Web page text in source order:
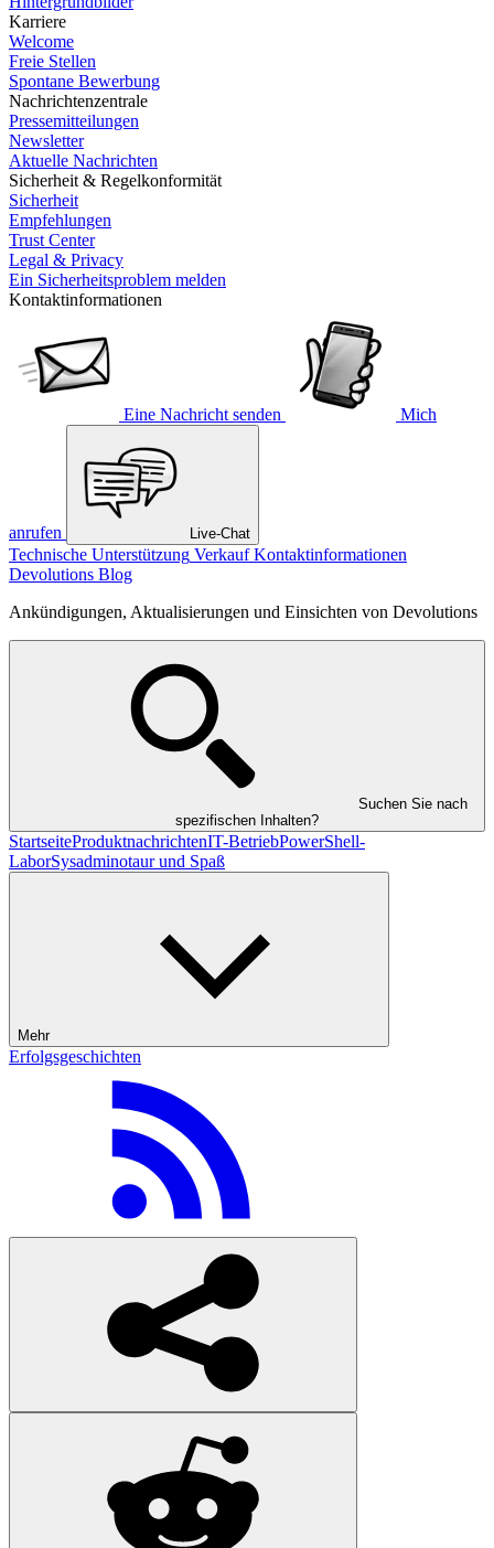
Karriere
Welcome
Freie Stellen
Spontane Bewerbung
Nachrichtenzentrale
Pressemitteilungen
Newsletter
Aktuelle Nachrichten
Sicherheit & Regelkonformität
Sicherheit
Empfehlungen
Trust Center
Legal & Privacy
Ein Sicherheitsproblem melden
Kontaktinformationen
Eine Nachricht senden Mich
anrufen Live-Chat
Technische Unterstützung Verkauf Kontaktinformationen
Devolutions Blog
Ankündigungen, Aktualisierungen und Einsichten von Devolutions
Suchen Sie nach
spezifischen Inhalten?
StartseiteProduktnachrichtenIT-BetriebPowerShell-
LaborSysadminotaur und Spaß
Mehr
Erfolgsgeschichten